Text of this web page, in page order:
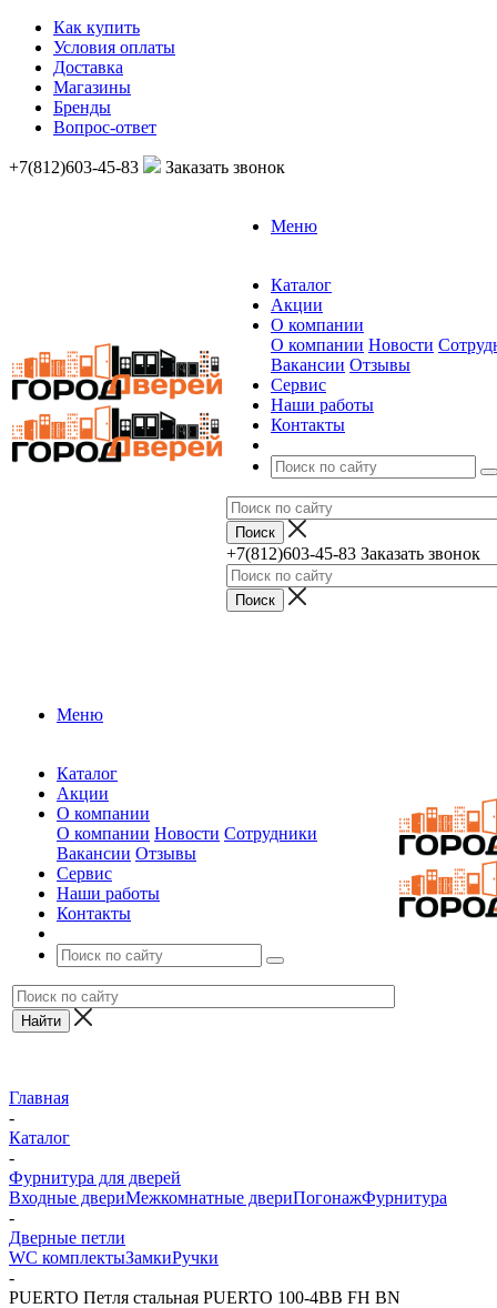
Как купить
Условия оплаты
Доставка
Магазины
Бренды
Вопрос-ответ
+7(812)603-45-83 Заказать звонок
Меню
Каталог
Акции
О компании
О компании Новости
Вакансии Отзывы
Сервис
Наши работы
Контакты
+7(812)603-45-83 Заказать звонок
Меню
Каталог
Акции
О компании
О компании Новости Сотрудники
Вакансии Отзывы
Сервис
Наши работы
Контакты
Главная
-
Каталог
-
Фурнитура для дверей
Входные двериМежкомнатные двериПогонажФурнитура
-
Дверные петли
WC комплектыЗамкиРучки
-
PUERTO Петля стальная PUERTO 100-4BB FH BN